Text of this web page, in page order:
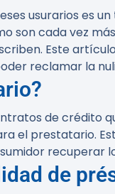
usurarios es
son cada vez
Este
reclamar la
de crédito
el prestatario.
recuperar
de